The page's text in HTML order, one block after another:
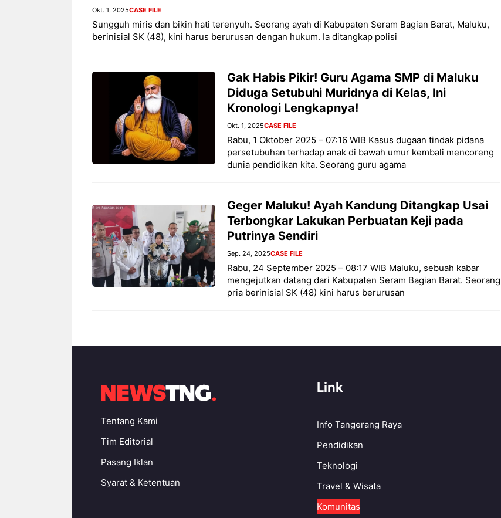
Okt. 1, 2025CASE FILE
Sungguh miris dan bikin hati terenyuh. Seorang ayah di Kabupaten Seram Bagian Barat, Maluku,
berinisial SK (48), kini harus berurusan dengan hukum. Ia ditangkap polisi
Gak Habis Pikir! Guru Agama SMP di Maluku
Diduga Setubuhi Muridnya di Kelas, Ini
Kronologi Lengkapnya!
Okt. 1, 2025CASE FILE
Rabu, 1 Oktober 2025 – 07:16 WIB Kasus dugaan tindak pidana
persetubuhan terhadap anak di bawah umur kembali mencoreng
dunia pendidikan kita. Seorang guru agama
Geger Maluku! Ayah Kandung Ditangkap Usai
Terbongkar Lakukan Perbuatan Keji pada
Putrinya Sendiri
Sep. 24, 2025CASE FILE
Rabu, 24 September 2025 – 08:17 WIB Maluku, sebuah kabar
mengejutkan datang dari Kabupaten Seram Bagian Barat. Seorang
pria berinisial SK (48) kini harus berurusan
Tentang Kami
Tim Editorial
Pasang Iklan
Syarat & Ketentuan
Link
Info Tangerang Raya
Pendidikan
Teknologi
Travel & Wisata
Komunitas